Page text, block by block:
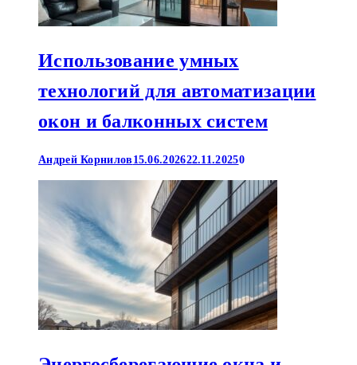
Использование умных
технологий для автоматизации
окон и балконных систем
Андрей Корнилов 15.06.202622.11.20250